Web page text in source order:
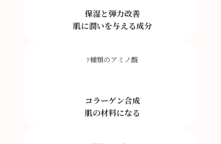
保湿と弾力改善
肌に潤いを与える成分
7種類のアミノ酸
コラーゲン合成
肌の材料になる